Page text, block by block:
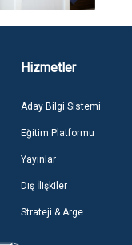
Hizmetler
Aday Bilgi Sistemi
Eğitim Platformu
Yayınlar
Dış İlişkiler
Strateji & Arge